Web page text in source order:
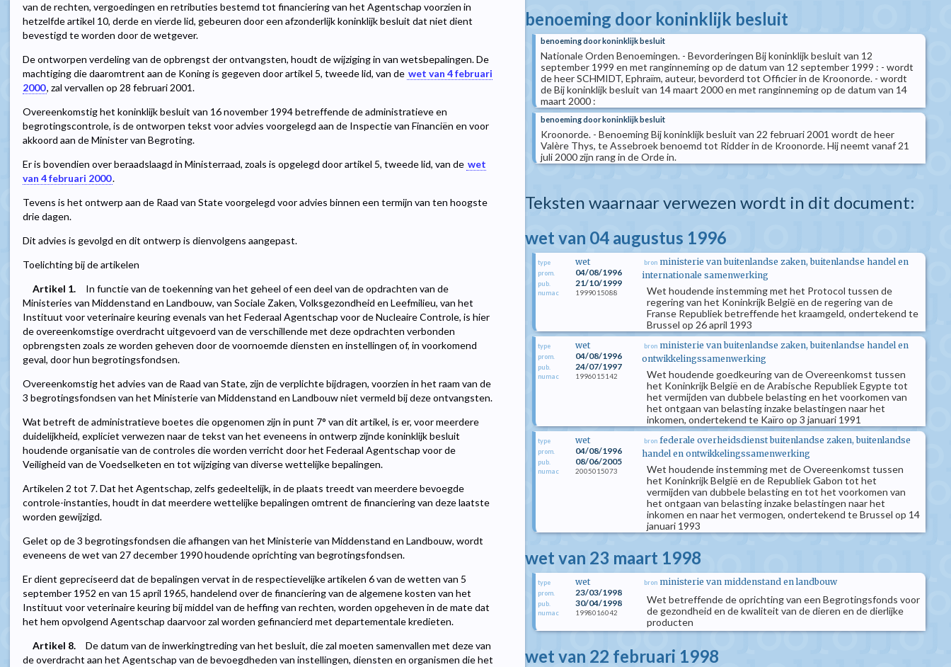
van de rechten, vergoedingen en retributies bestemd tot financiering van het Agentschap voorzien in
hetzelfde artikel 10, derde en vierde lid, gebeuren door een afzonderlijk koninklijk besluit dat niet dient
bevestigd te worden door de wetgever.
De ontworpen verdeling van de opbrengst der ontvangsten, houdt de wijziging in van wetsbepalingen. De
machtiging die daaromtrent aan de Koning is gegeven door artikel 5, tweede lid, van de wet van 4 februari
2000, zal vervallen op 28 februari 2001.
Overeenkomstig het koninklijk besluit van 16 november 1994 betreffende de administratieve en
begrotingscontrole, is de ontworpen tekst voor advies voorgelegd aan de Inspectie van Financiën en voor
akkoord aan de Minister van Begroting.
Er is bovendien over beraadslaagd in Ministerraad, zoals is opgelegd door artikel 5, tweede lid, van de wet
van 4 februari 2000.
Tevens is het ontwerp aan de Raad van State voorgelegd voor advies binnen een termijn van ten hoogste
drie dagen.
Dit advies is gevolgd en dit ontwerp is dienvolgens aangepast.
Toelichting bij de artikelen
Artikel 1.
In functie van de toekenning van het geheel of een deel van de opdrachten van de
Ministeries van Middenstand en Landbouw, van Sociale Zaken, Volksgezondheid en Leefmilieu, van het
Instituut voor veterinaire keuring evenals van het Federaal Agentschap voor de Nucleaire Controle, is hier
de overeenkomstige overdracht uitgevoerd van de verschillende met deze opdrachten verbonden
opbrengsten zoals ze worden geheven door de voornoemde diensten en instellingen of, in voorkomend
geval, door hun begrotingsfondsen.
Overeenkomstig het advies van de Raad van State, zijn de verplichte bijdragen, voorzien in het raam van de
3 begrotingsfondsen van het Ministerie van Middenstand en Landbouw niet vermeld bij deze ontvangsten.
Wat betreft de administratieve boetes die opgenomen zijn in punt 7° van dit artikel, is er, voor meerdere
duidelijkheid, expliciet verwezen naar de tekst van het eveneens in ontwerp zijnde koninklijk besluit
houdende organisatie van de controles die worden verricht door het Federaal Agentschap voor de
Veiligheid van de Voedselketen en tot wijziging van diverse wettelijke bepalingen.
Artikelen 2 tot 7. Dat het Agentschap, zelfs gedeeltelijk, in de plaats treedt van meerdere bevoegde
controle-instanties, houdt in dat meerdere wettelijke bepalingen omtrent de financiering van deze laatste
worden gewijzigd.
Gelet op de 3 begrotingsfondsen die afhangen van het Ministerie van Middenstand en Landbouw, wordt
eveneens de wet van 27 december 1990 houdende oprichting van begrotingsfondsen.
Er dient gepreciseerd dat de bepalingen vervat in de respectievelijke artikelen 6 van de wetten van 5
september 1952 en van 15 april 1965, handelend over de financiering van de algemene kosten van het
Instituut voor veterinaire keuring bij middel van de heffing van rechten, worden opgeheven in de mate dat
het hem opvolgend Agentschap daarvoor zal worden gefinancierd met departementale kredieten.
Artikel 8.
De datum van de inwerkingtreding van het besluit, die zal moeten samenvallen met deze van
de overdracht aan het Agentschap van de bevoegdheden van instellingen, diensten en organismen die het
benoeming door koninklijk besluit
benoeming door koninklijk besluit
Nationale Orden Benoemingen. - Bevorderingen Bij koninklijk besluit van 12
september 1999 en met ranginneming op de datum van 12 september 1999 : - wordt
de heer SCHMIDT, Ephraïm, auteur, bevorderd tot Officier in de Kroonorde. - wordt
de Bij koninklijk besluit van 14 maart 2000 en met ranginneming op de datum van 14
maart 2000 :
benoeming door koninklijk besluit
Kroonorde. - Benoeming Bij koninklijk besluit van 22 februari 2001 wordt de heer
Valère Thys, te Assebroek benoemd tot Ridder in de Kroonorde. Hij neemt vanaf 21
juli 2000 zijn rang in de Orde in.
Teksten waarnaar verwezen wordt in dit document:
wet van 04 augustus 1996
type wet
prom. 04/08/1996
pub. 21/10/1999
numac 1999015088
bron ministerie van buitenlandse zaken, buitenlandse handel en
internationale samenwerking
Wet houdende instemming met het Protocol tussen de
regering van het Koninkrijk België en de regering van de
Franse Republiek betreffende het kraamgeld, ondertekend te
Brussel op 26 april 1993
type wet
prom. 04/08/1996
pub. 24/07/1997
numac 1996015142
bron ministerie van buitenlandse zaken, buitenlandse handel en
ontwikkelingssamenwerking
Wet houdende goedkeuring van de Overeenkomst tussen
het Koninkrijk België en de Arabische Republiek Egypte tot
het vermijden van dubbele belasting en het voorkomen van
het ontgaan van belasting inzake belastingen naar het
inkomen, ondertekend te Kaïro op 3 januari 1991
type wet
prom. 04/08/1996
pub. 08/06/2005
numac 2005015073
bron federale overheidsdienst buitenlandse zaken, buitenlandse
handel en ontwikkelingssamenwerking
Wet houdende instemming met de Overeenkomst tussen
het Koninkrijk België en de Republiek Gabon tot het
vermijden van dubbele belasting en tot het voorkomen van
het ontgaan van belasting inzake belastingen naar het
inkomen en naar het vermogen, ondertekend te Brussel op 14
januari 1993
wet van 23 maart 1998
type wet
prom. 23/03/1998
pub. 30/04/1998
numac 1998016042
bron ministerie van middenstand en landbouw
Wet betreffende de oprichting van een Begrotingsfonds voor
de gezondheid en de kwaliteit van de dieren en de dierlijke
producten
wet van 22 februari 1998